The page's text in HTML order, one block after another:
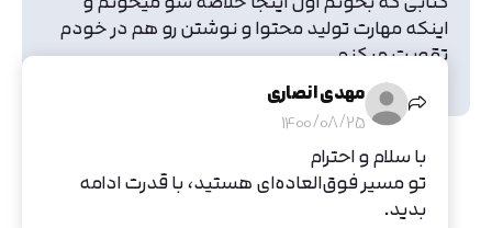
اینکه مهارت تولید محتوا و نوشتن رو هم در خودم
تقویت میکنم.
مرسی بابت مجموعه فوق العادتون
مهدی انصاری
1400/08/25
با سلام و احترام
تو مسیر فوق‌العاده‌ای هستید، با قدرت ادامه
بدید.